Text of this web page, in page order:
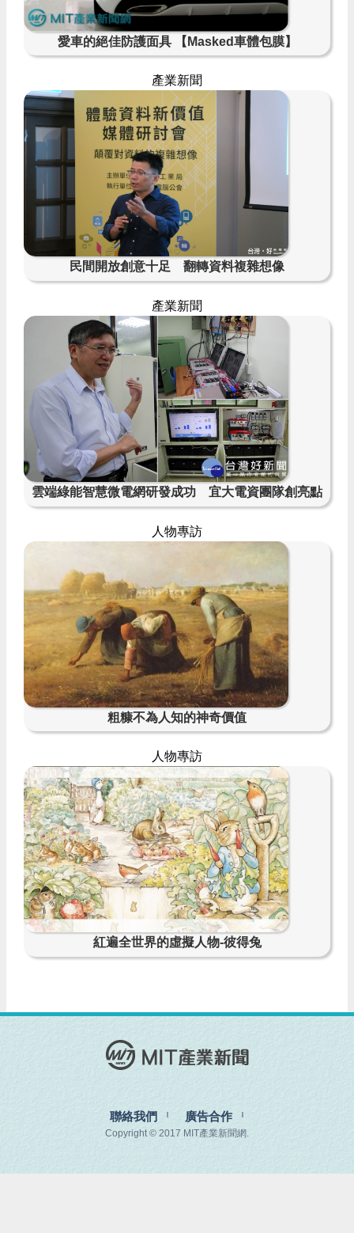
愛車的絕佳防護面具 【Masked車體包膜】
產業新聞
民間開放創意十足 翻轉資料複雜想像
產業新聞
雲端綠能智慧微電網研發成功 宜大電資團隊創亮點
人物專訪
粗糠不為人知的神奇價值
人物專訪
紅遍全世界的虛擬人物-彼得兔
聯絡我們 廣告合作
Copyright © 2017 MIT產業新聞網.